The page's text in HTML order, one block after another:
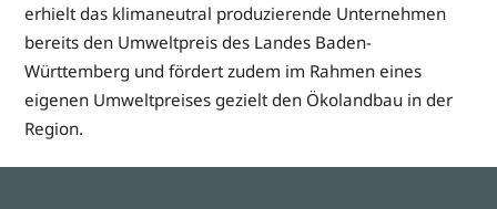
erhielt das klimaneutral produzierende Unternehmen
bereits den Umweltpreis des Landes Baden-
Württemberg und fördert zudem im Rahmen eines
eigenen Umweltpreises gezielt den Ökolandbau in der
Region.